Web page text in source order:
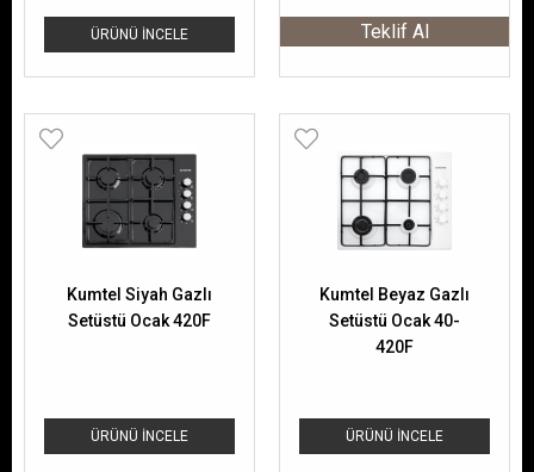
ÜRÜNÜ İNCELE Teklif Al
ÜRÜNÜ İNCELE
Kumtel Siyah Gazlı
Setüstü Ocak 420F
ÜRÜNÜ İNCELE
Kumtel Beyaz Gazlı
Setüstü Ocak 40-
420F